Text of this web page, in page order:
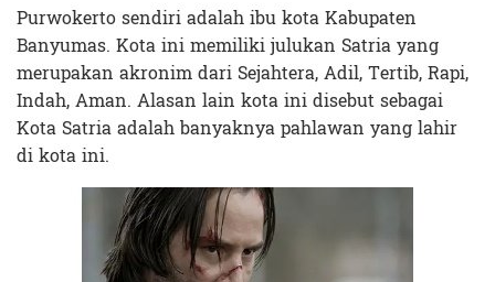
Purwokerto sendiri adalah ibu kota Kabupaten
Banyumas. Kota ini memiliki julukan Satria yang
merupakan akronim dari Sejahtera, Adil, Tertib, Rapi,
Indah, Aman. Alasan lain kota ini disebut sebagai
Kota Satria adalah banyaknya pahlawan yang lahir
di kota ini.